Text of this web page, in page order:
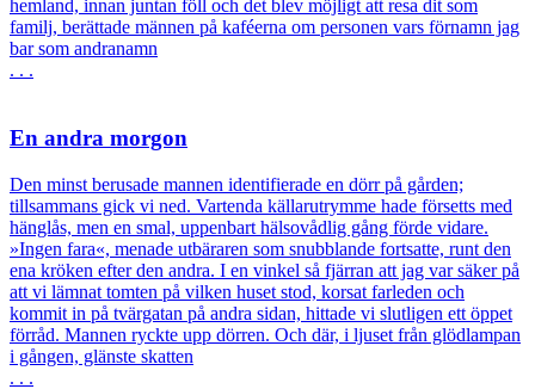
hemland, innan juntan föll och det blev möjligt att resa dit som
familj, berättade männen på kaféerna om personen vars förnamn jag
bar som andranamn
. . .
En andra morgon
Den minst berusade mannen identifierade en dörr på gården;
tillsammans gick vi ned. Vartenda källarutrymme hade försetts med
hänglås, men en smal, uppenbart hälsovådlig gång förde vidare.
»Ingen fara«, menade utbäraren som snubblande fortsatte, runt den
ena kröken efter den andra. I en vinkel så fjärran att jag var säker på
att vi lämnat tomten på vilken huset stod, korsat farleden och
kommit in på tvärgatan på andra sidan, hittade vi slutligen ett öppet
förråd. Mannen ryckte upp dörren. Och där, i ljuset från glödlampan
i gången, glänste skatten
. . .